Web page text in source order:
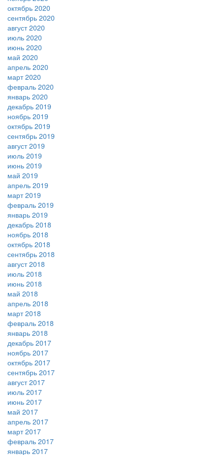
октябрь 2020
сентябрь 2020
август 2020
июль 2020
июнь 2020
май 2020
апрель 2020
март 2020
февраль 2020
январь 2020
декабрь 2019
ноябрь 2019
октябрь 2019
сентябрь 2019
август 2019
июль 2019
июнь 2019
май 2019
апрель 2019
март 2019
февраль 2019
январь 2019
декабрь 2018
ноябрь 2018
октябрь 2018
сентябрь 2018
август 2018
июль 2018
июнь 2018
май 2018
апрель 2018
март 2018
февраль 2018
январь 2018
декабрь 2017
ноябрь 2017
октябрь 2017
сентябрь 2017
август 2017
июль 2017
июнь 2017
май 2017
апрель 2017
март 2017
февраль 2017
январь 2017